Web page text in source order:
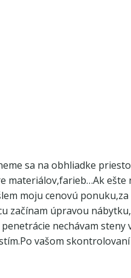
sa na obhliadke
materiálov,farieb…Ak
moju cenovú
začínam úpravou
nechávam
vašom